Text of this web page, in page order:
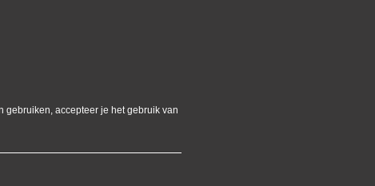
gebruiken, accepteer je het gebruik van